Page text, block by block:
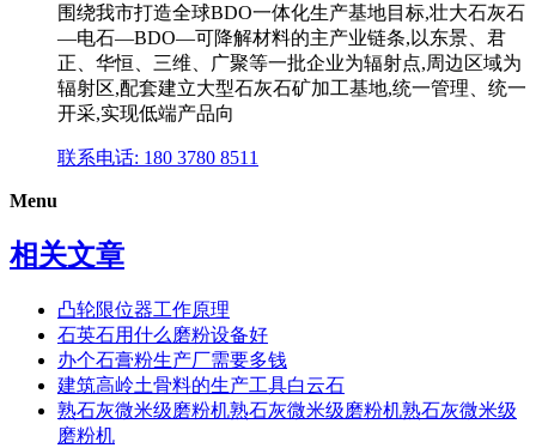
围绕我市打造全球BDO一体化生产基地目标,壮大石灰石
—电石—BDO—可降解材料的主产业链条,以东景、君
正、华恒、三维、广聚等一批企业为辐射点,周边区域为
辐射区,配套建立大型石灰石矿加工基地,统一管理、统一
开采,实现低端产品向
联系电话: 180 3780 8511
Menu
相关文章
凸轮限位器工作原理
石英石用什么磨粉设备好
办个石膏粉生产厂需要多钱
建筑高岭土骨料的生产工具白云石
熟石灰微米级磨粉机熟石灰微米级磨粉机熟石灰微米级
磨粉机